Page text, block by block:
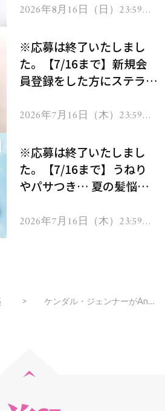
2026年8月16日（日）23:59ま
※応募は終了いたしまし
た。【7/16まで】新規会
員登録をした方にステラボ
ヘアドライヤー ジュエル
2026年7月16日（木）23:59ま
※応募は終了いたしまし
た。【7/16まで】うねり
やパサつき… 夏の髪悩み
ムを13名様にプレゼン
2026年7月16日（木）23:59ま
ケンダル・ジェンナーがAnua初のグローバルアンバサダーに就任